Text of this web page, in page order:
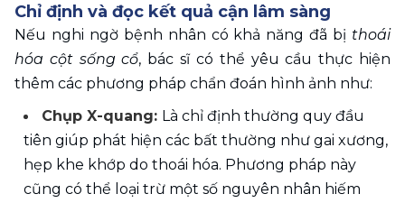
Chỉ định và đọc kết quả cận lâm sàng
Nếu nghi ngờ bệnh nhân có khả năng đã bị thoái
hóa cột sống cổ, bác sĩ có thể yêu cầu thực hiện
thêm các phương pháp chẩn đoán hình ảnh như:
Chụp X-quang: Là chỉ định thường quy đầu
tiên giúp phát hiện các bất thường như gai xương,
hẹp khe khớp do thoái hóa. Phương pháp này
cũng có thể loại trừ một số nguyên nhân hiếm